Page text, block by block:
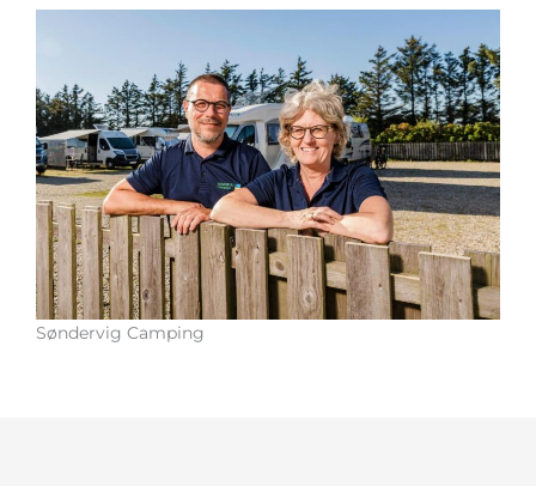
Søndervig Camping